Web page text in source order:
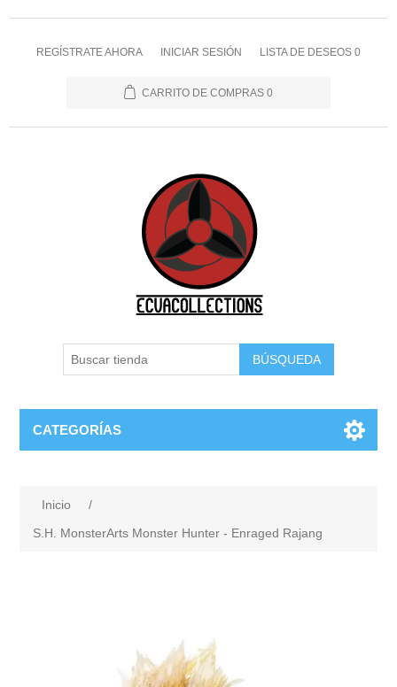
REGÍSTRATE AHORA INICIAR SESIÓN LISTA DE DESEOS 0
CARRITO DE COMPRAS 0
BÚSQUEDA
CATEGORÍAS
Inicio
/
S.H. MonsterArts Monster Hunter - Enraged Rajang